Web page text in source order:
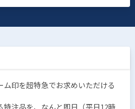
印を超特急でお求めいただける